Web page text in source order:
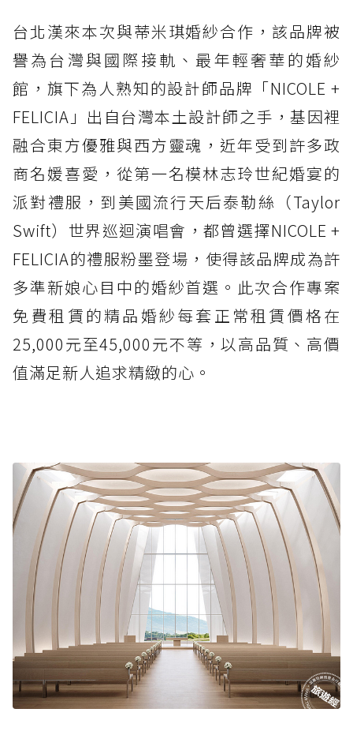
台北漢來本次與蒂米琪婚紗合作，該品牌被
譽為台灣與國際接軌、最年輕奢華的婚紗
館，旗下為人熟知的設計師品牌「NICOLE +
FELICIA」出自台灣本土設計師之手，基因裡
融合東方優雅與西方靈魂，近年受到許多政
商名媛喜愛，從第一名模林志玲世紀婚宴的
派對禮服，到美國流行天后泰勒絲（Taylor
Swift）世界巡迴演唱會，都曾選擇NICOLE +
FELICIA的禮服粉墨登場，使得該品牌成為許
多準新娘心目中的婚紗首選。此次合作專案
免費租賃的精品婚紗每套正常租賃價格在
25,000元至45,000元不等，以高品質、高價
值滿足新人追求精緻的心。